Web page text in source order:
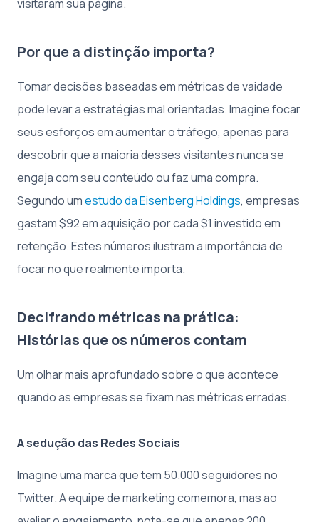
visitaram sua página.
Por que a distinção importa?
Tomar decisões baseadas em métricas de vaidade
pode levar a estratégias mal orientadas. Imagine focar
seus esforços em aumentar o tráfego, apenas para
descobrir que a maioria desses visitantes nunca se
engaja com seu conteúdo ou faz uma compra.
Segundo umestudo da Eisenberg Holdings, empresas
gastam $92 em aquisição por cada $1 investido em
retenção. Estes números ilustram a importância de
focar no que realmente importa.
Decifrando métricas na prática:
Histórias que os números contam
Um olhar mais aprofundado sobre o que acontece
quando as empresas se fixam nas métricas erradas.
A sedução das Redes Sociais
Imagine uma marca que tem 50.000 seguidores no
Twitter. A equipe de marketing comemora, mas ao